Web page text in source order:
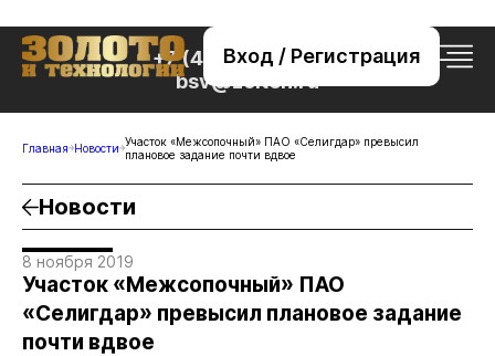
Вход / Регистрация
+7 (495) 221-76-32
bsv@zolteh.ru
Главная Новости Участок «Межсопочный» ПАО «Селигдар» превысил
плановое задание почти вдвое
Новости
8 ноября 2019
Участок «Межсопочный» ПАО
«Селигдар» превысил плановое задание
почти вдвое